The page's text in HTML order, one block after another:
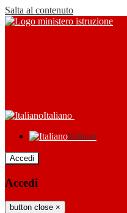
Salta al contenuto
Italiano
Italiano
Accedi
Accedi
button close ×